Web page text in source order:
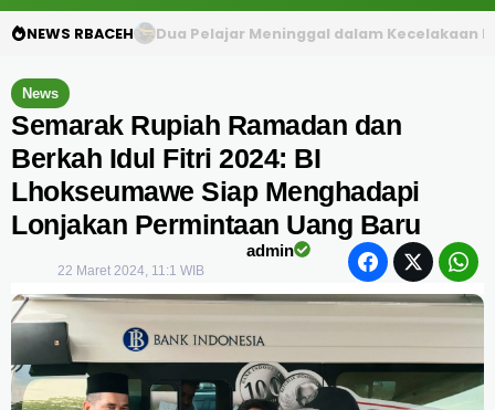
NEWS RBACEH Gibran Tegur Kadisdik Bireuen, Temukan 1
News
Semarak Rupiah Ramadan dan
Berkah Idul Fitri 2024: BI
Lhokseumawe Siap Menghadapi
Lonjakan Permintaan Uang Baru
admin
22 Maret 2024, 11:1 WIB